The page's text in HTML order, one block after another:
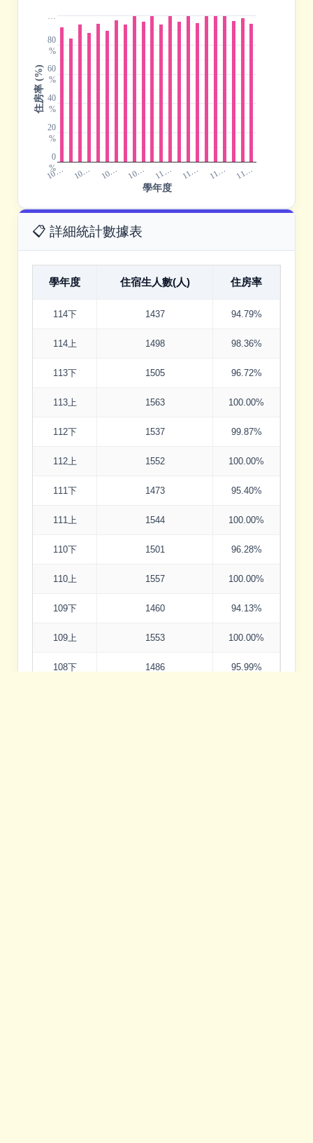
10… 10… 10… 10… 11… 11… 11… 11…
0
%
20
%
40
%
60
%
80
%
學年度
住房率 (%)
📋 詳細統計數據表
學年度 住宿生人數(人) 住房率
114下 1437 94.79%
114上 1498 98.36%
113下 1505 96.72%
113上 1563 100.00%
112下 1537 99.87%
112上 1552 100.00%
111下 1473 95.40%
111上 1544 100.00%
110下 1501 96.28%
110上 1557 100.00%
109下 1460 94.13%
109上 1553 100.00%
108下 1486 95.99%